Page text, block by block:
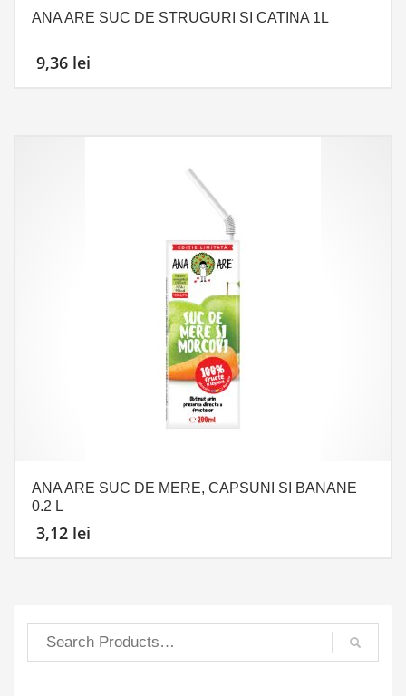
ANA ARE SUC DE STRUGURI SI CATINA 1L
9,36 lei
ANA ARE SUC DE MERE, CAPSUNI SI BANANE
0.2 L
3,12 lei